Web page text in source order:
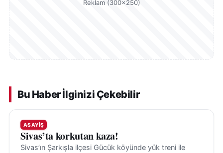
Reklam (300×250)
Bu Haber İlginizi Çekebilir
ASAYIŞ
Sivas’ta korkutan kaza!
Sivas’ın Şarkışla ilçesi Gücük köyünde yük treni ile